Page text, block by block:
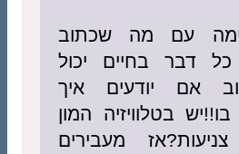
עם מה שכתוב
כל דבר בחיים יכול
אם יודעים איך
בטלוויזיה המון
מעבירים